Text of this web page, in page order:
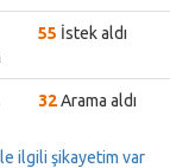
55 İstek aldı
32Arama aldı
ilgili şikayetim var